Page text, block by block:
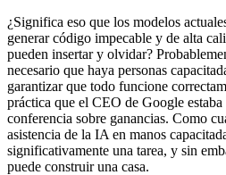
¿Significa eso que los modelos
generar código impecable y de alta
pueden insertar y olvidar?
necesario que haya personas
garantizar que todo funcione
práctica que el CEO de Google
conferencia sobre ganancias. Como
asistencia de la IA en manos
significativamente una tarea, y sin
puede construir una casa.